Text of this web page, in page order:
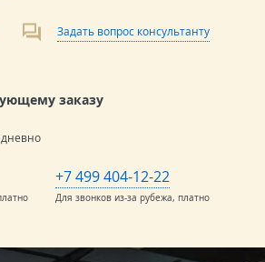
Задать вопрос консультанту
заказу
+7 499 404-12-22
Для звонков из-за рубежа, платно